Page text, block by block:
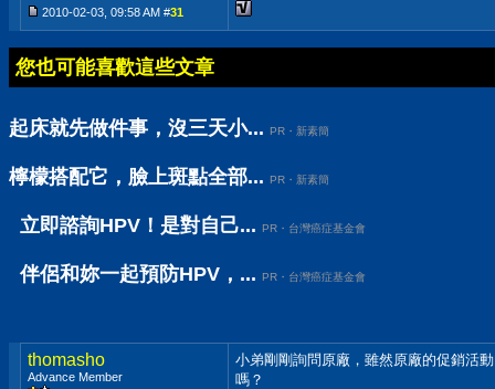
2010-02-03, 09:58 AM #31
您也可能喜歡這些文章
起床就先做件事，沒三天小... PR・新素簡
檸檬搭配它，臉上斑點全部... PR・新素簡
立即諮詢HPV！是對自己... PR・台灣癌症基金會
伴侶和妳一起預防HPV，... PR・台灣癌症基金會
thomasho
Advance Member
小弟剛剛詢問原廠，雖然原廠的促銷活
嗎？